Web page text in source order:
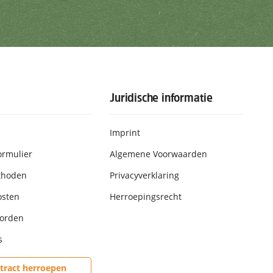
herroepen
Juridische informatie
Imprint
Algemene Voorwaarden
Privacyverklaring
Herroepingsrecht